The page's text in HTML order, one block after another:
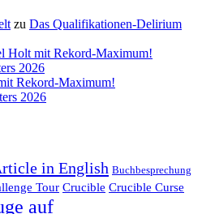
zu Das Qualifikationen-Delirium
Holt mit Rekord-Maximum!
2026
Rekord-Maximum!
2026
in English Buchbesprechung
Tour Crucible Crucible Curse
auf